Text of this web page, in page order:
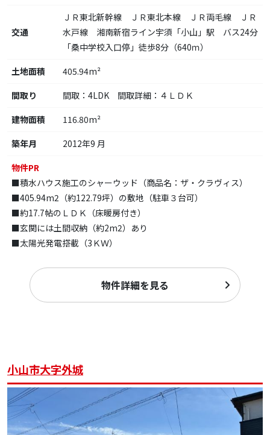
交通
ＪＲ東北新幹線 ＪＲ東北本線 ＪＲ両毛線 ＪＲ
水戸線 湘南新宿ライン宇須「小山」駅 バス24分
「桑中学校入口停」徒歩8分（640ｍ）
土地面積
405.94m²
間取り
間取：4LDK 間取詳細：４ＬＤＫ
建物面積
116.80m²
築年月
2012年9 月
物件PR
■積水ハウス施工のシャーウッド（商品名：ザ・クラヴィス）
■405.94m2（約122.79坪）の敷地（駐車３台可）
■約17.7帖のＬＤＫ（床暖房付き）
■玄関には土間収納（約2m2）あり
■太陽光発電搭載（3ＫＷ）
物件詳細を見る
小山市大字外城